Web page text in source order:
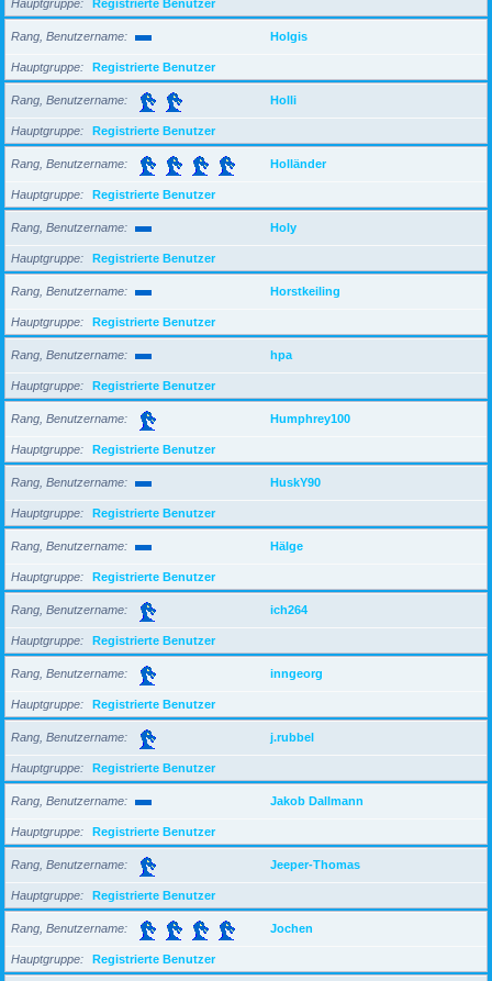
Hauptgruppe Registrierte Benutzer
Rang, Benutzername Holgis
Hauptgruppe Registrierte Benutzer
Rang, Benutzername Holli
Hauptgruppe Registrierte Benutzer
Rang, Benutzername Holländer
Hauptgruppe Registrierte Benutzer
Rang, Benutzername Holy
Hauptgruppe Registrierte Benutzer
Rang, Benutzername Horstkeiling
Hauptgruppe Registrierte Benutzer
Rang, Benutzername hpa
Hauptgruppe Registrierte Benutzer
Rang, Benutzername Humphrey100
Hauptgruppe Registrierte Benutzer
Rang, Benutzername HuskY90
Hauptgruppe Registrierte Benutzer
Rang, Benutzername Hälge
Hauptgruppe Registrierte Benutzer
Rang, Benutzername ich264
Hauptgruppe Registrierte Benutzer
Rang, Benutzername inngeorg
Hauptgruppe Registrierte Benutzer
Rang, Benutzername j.rubbel
Hauptgruppe Registrierte Benutzer
Rang, Benutzername Jakob Dallmann
Hauptgruppe Registrierte Benutzer
Rang, Benutzername Jeeper-Thomas
Hauptgruppe Registrierte Benutzer
Rang, Benutzername Jochen
Hauptgruppe Registrierte Benutzer